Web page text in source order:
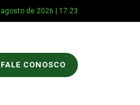
de 2026 | 17:23
FALE CONOSCO